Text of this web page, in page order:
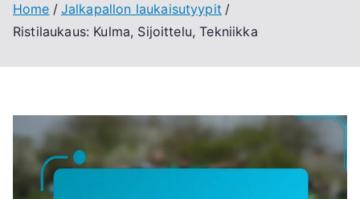
Home
Jalkapallon laukaisutyypit
Ristilaukaus: Kulma, Sijoittelu, Tekniikka